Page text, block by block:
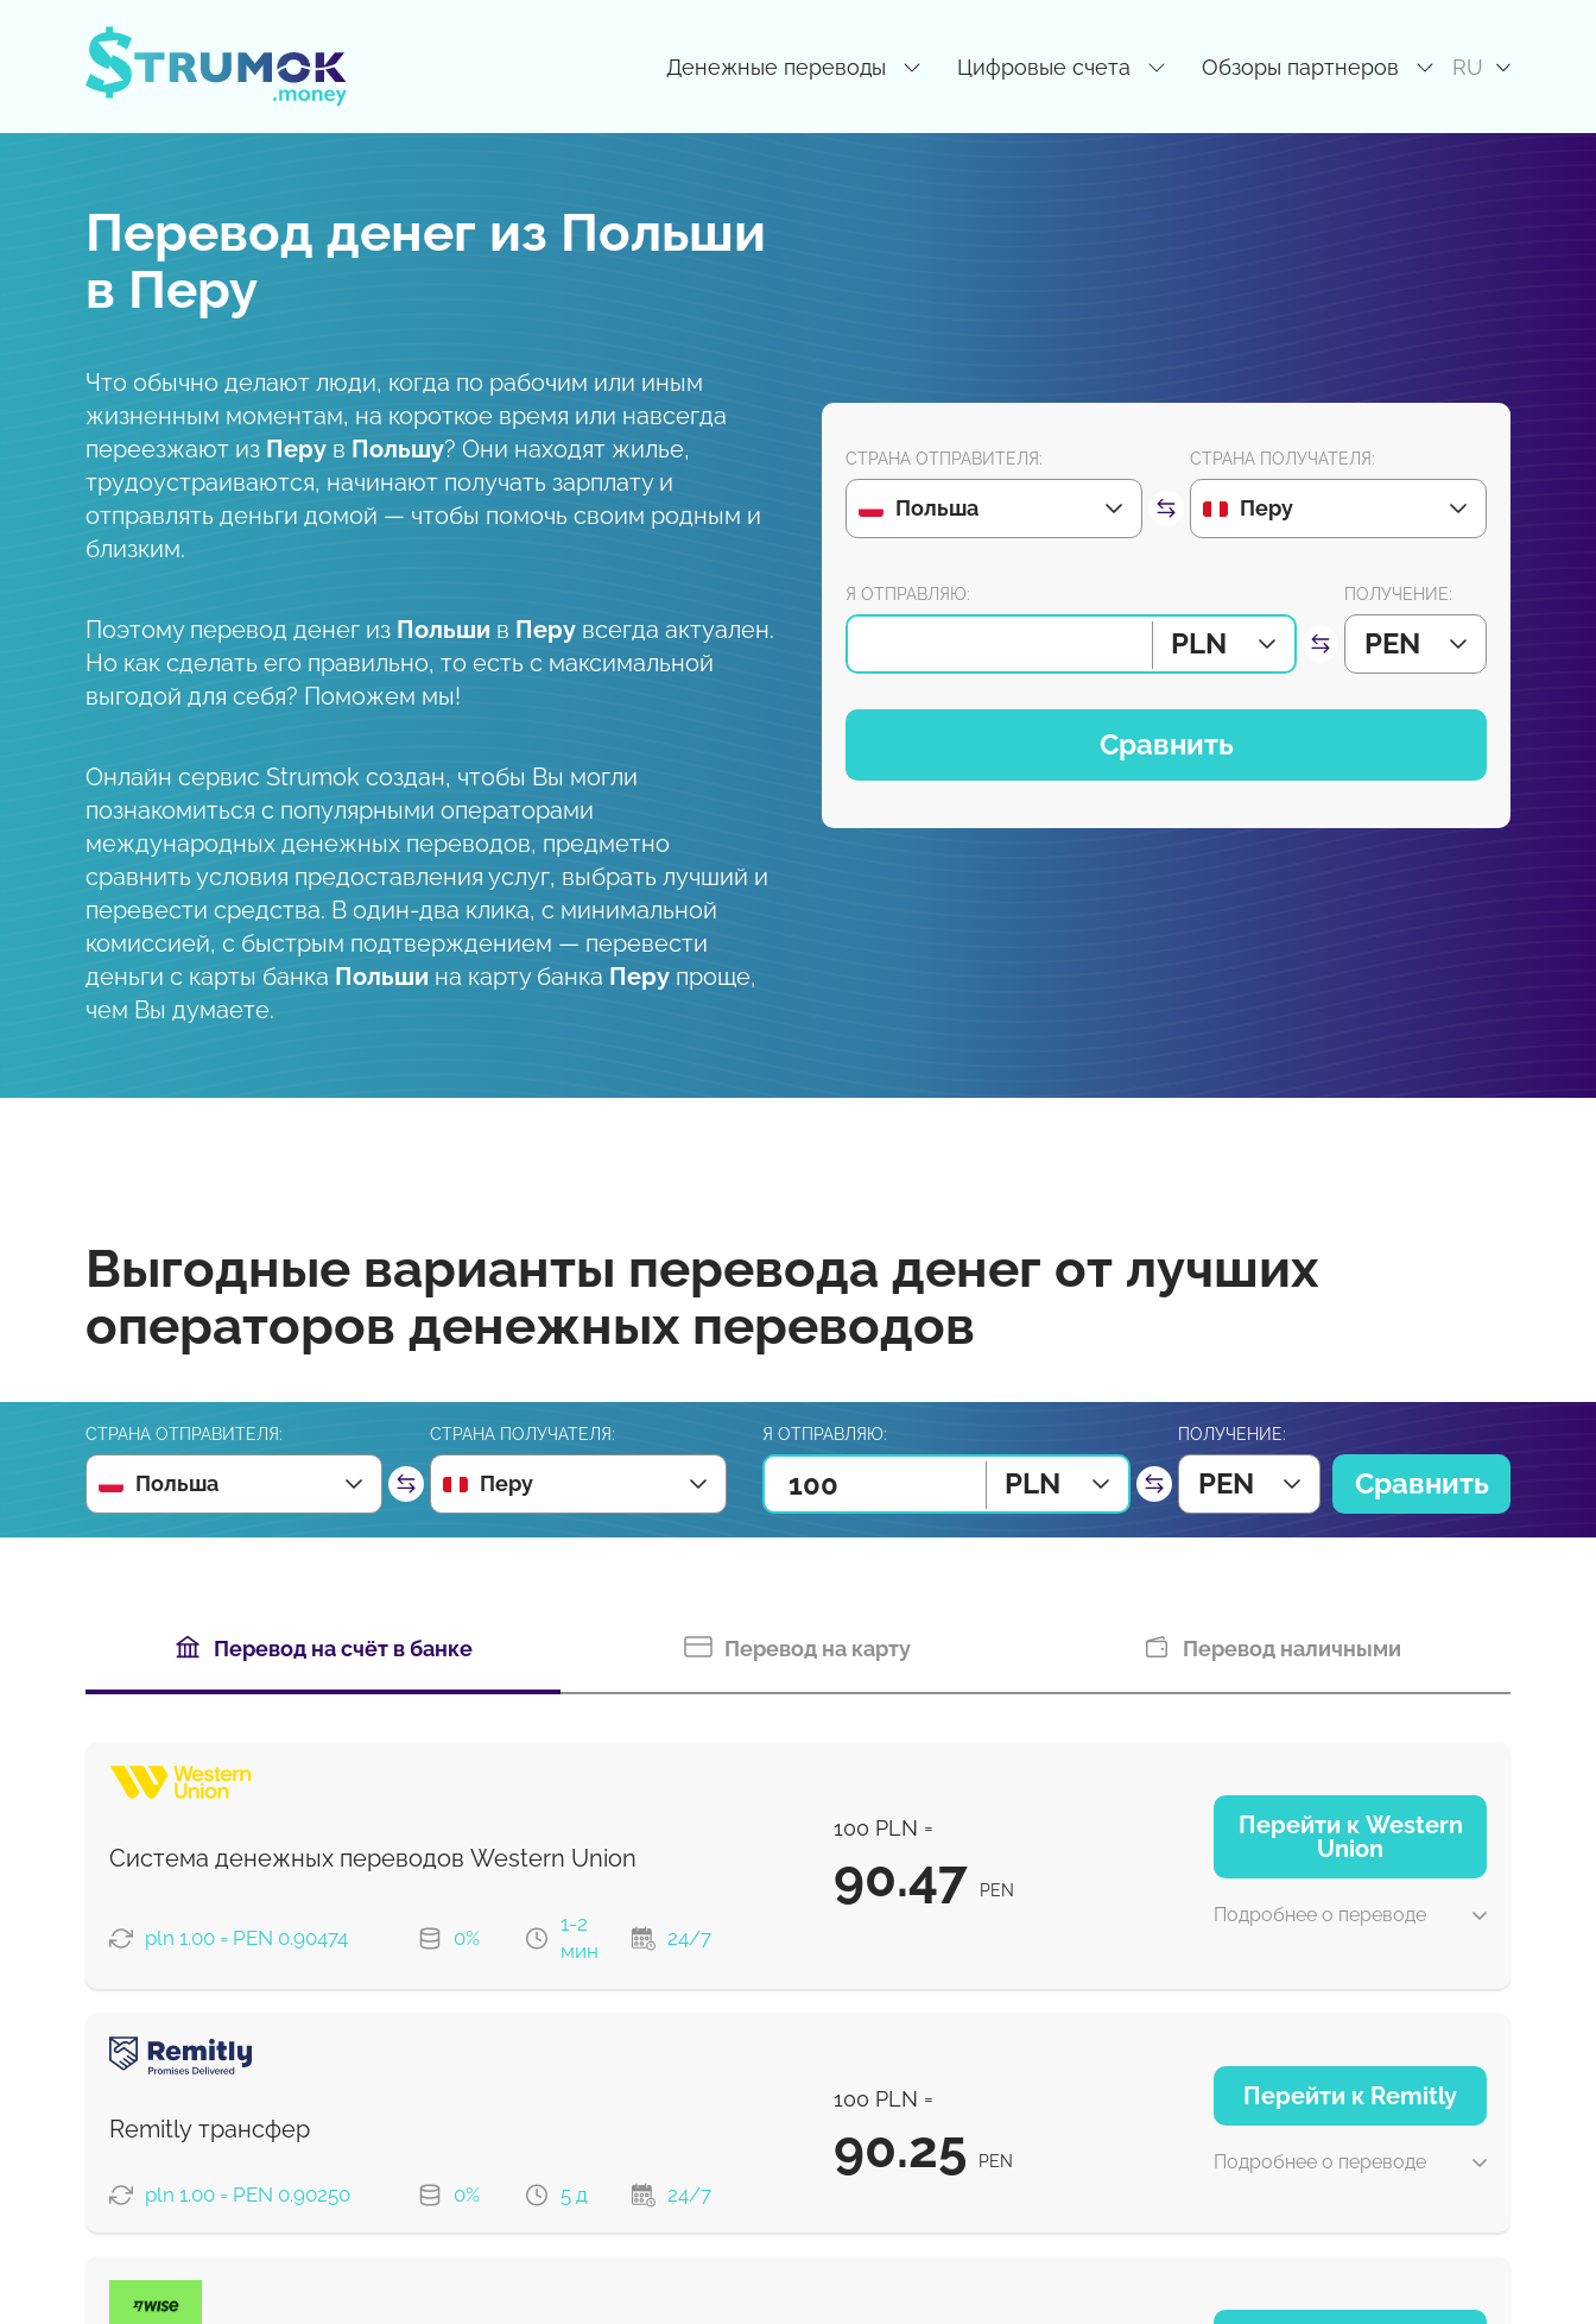
Денежные переводы Цифровые счета Обзоры партнеров RU
Перевод денег из Польши
в Перу
Что обычно делают люди, когда по рабочим или иным
жизненным моментам, на короткое время или навсегда
переезжают из Перу в Польшу? Они находят жилье,
трудоустраиваются, начинают получать зарплату и
отправлять деньги домой — чтобы помочь своим родным и
близким.
Поэтому перевод денег из Польши в Перу всегда актуален.
Но как сделать его правильно, то есть с максимальной
выгодой для себя? Поможем мы!
Онлайн сервис Strumok создан, чтобы Вы могли
познакомиться с популярными операторами
международных денежных переводов, предметно
сравнить условия предоставления услуг, выбрать лучший и
перевести средства. В один-два клика, с минимальной
комиссией, с быстрым подтверждением — перевести
деньги c карты банка Польши на карту банка Перу проще,
чем Вы думаете.
СТРАНА ОТПРАВИТЕЛЯ:
Польша
СТРАНА ПОЛУЧАТЕЛЯ:
Перу
Я ОТПРАВЛЯЮ:
PLN
ПОЛУЧЕНИЕ:
PEN
Сравнить
Выгодные варианты перевода денег от лучших
операторов денежных переводов
СТРАНА ОТПРАВИТЕЛЯ:
Польша
СТРАНА ПОЛУЧАТЕЛЯ:
Перу
Я ОТПРАВЛЯЮ:
PLN
ПОЛУЧЕНИЕ:
PEN Сравнить
Перевод на счёт в банке Перевод на карту Перевод наличными
Система денежных переводов Western Union
pln 1.00 = PEN 0.90474 0%
1-2
мин
24/7
100 PLN =
90.47 PEN
Перейти к Western
Union
Подробнее о переводе
Debit/Credit Сard 1-2 мин
Google Pay 90.47
Для новых пользователей первый перевод без комиссии и лучший курс обмена
Remitly трансфер
pln 1.00 = PEN 0.90250 0% 5 д 24/7
100 PLN =
90.25 PEN
Перейти к Remitly
Подробнее о переводе
5 д